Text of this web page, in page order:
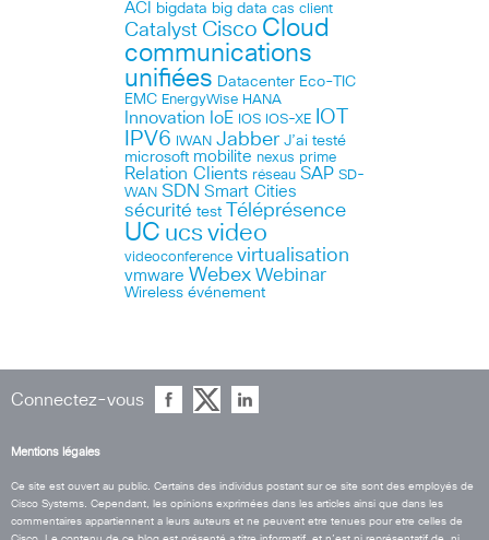
ACI bigdata big data cas client
Catalyst Cisco Cloud
communications
unifiées Datacenter Eco-TIC
EMC EnergyWise HANA
Innovation IoE IOS IOS-XE IOT
IPV6 IWAN Jabber J’ai testé
microsoft mobilite nexus prime
Relation Clients réseau SAP SD-
WAN SDN Smart Cities
sécurité test Téléprésence
UC ucs video
videoconference virtualisation
vmware Webex Webinar
Wireless événement
Connectez-vous
Mentions légales
Ce site est ouvert au public. Certains des individus postant sur ce site sont des employés de
Cisco Systems. Cependant, les opinions exprimées dans les articles ainsi que dans les
commentaires appartiennent a leurs auteurs et ne peuvent etre tenues pour etre celles de